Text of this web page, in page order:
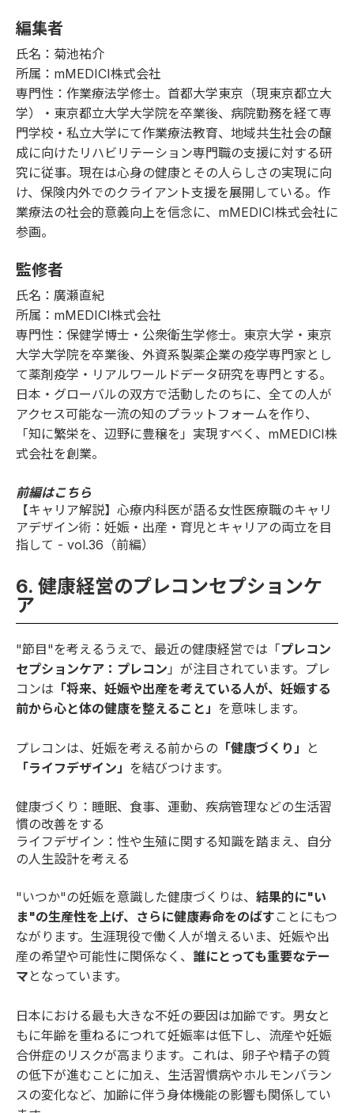
編集者
氏名：菊池祐介
所属：mMEDICI株式会社
専門性：作業療法学修士。首都大学東京（現東京都立大
学）・東京都立大学大学院を卒業後、病院勤務を経て専
門学校・私立大学にて作業療法教育、地域共生社会の醸
成に向けたリハビリテーション専門職の支援に対する研
究に従事。現在は心身の健康とその人らしさの実現に向
け、保険内外でのクライアント支援を展開している。作
業療法の社会的意義向上を信念に、mMEDICI株式会社に
参画。
監修者
氏名：廣瀬直紀
所属：mMEDICI株式会社
専門性：保健学博士・公衆衛生学修士。東京大学・東京
大学大学院を卒業後、外資系製薬企業の疫学専門家とし
て薬剤疫学・リアルワールドデータ研究を専門とする。
日本・グローバルの双方で活動したのちに、全ての人が
アクセス可能な一流の知のプラットフォームを作り、
「知に繁栄を、辺野に豊穣を」実現すべく、mMEDICI株
式会社を創業。
前編はこちら
【キャリア解説】心療内科医が語る女性医療職のキャリ
アデザイン術：妊娠・出産・育児とキャリアの両立を目
指して - vol.36（前編）
6. 健康経営のプレコンセプションケ
ア
"節目"を考えるうえで、最近の健康経営では「プレコン
セプションケア：プレコン 」が注目されています。プレ
コンは 「将来、妊娠や出産を考えている人が、妊娠する
前から心と体の健康を整えること」 を意味します。
プレコンは、妊娠を考える前からの 「健康づくり」
と
「ライフデザイン」 を結びつけます。
健康づくり：睡眠、食事、運動、疾病管理などの生活習
慣の改善をする
ライフデザイン：性や生殖に関する知識を踏まえ、自分
の人生設計を考える
"いつか"の妊娠を意識した健康づくりは、 結果的に"い
ま"の生産性を上げ、さらに健康寿命をのばす ことにもつ
ながります。生涯現役で働く人が増えるいま、妊娠や出
産の希望や可能性に関係なく、 誰にとっても重要なテー
マ となっています。
日本における最も大きな不妊の要因は加齢です。男女と
もに年齢を重ねるにつれて妊娠率は低下し、流産や妊娠
合併症のリスクが高まります。これは、卵子や精子の質
の低下が進むことに加え、生活習慣病やホルモンバラン
スの変化など、加齢に伴う身体機能の影響も関係してい